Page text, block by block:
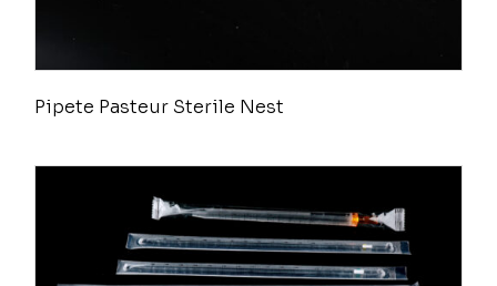
Pipete Pasteur Sterile Nest